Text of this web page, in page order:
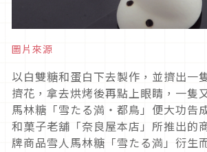
圖片來源
以白雙糖和蛋白下去製作，並擠出一
擠花，拿去烘烤後再點上眼睛，一隻
馬林糖「雪たる満・都鳥」便大功告
和菓子老舖「奈良屋本店」所推出的
牌商品雪人馬林糖「雪たる満」衍生